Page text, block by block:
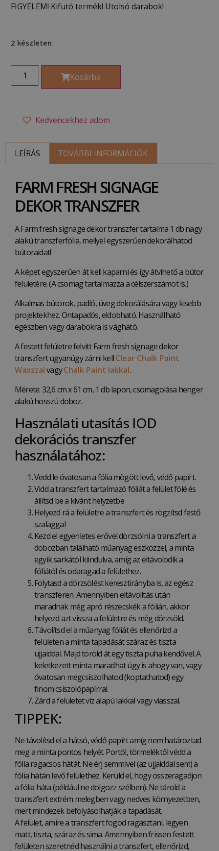
FIGYELEM! Kifutó termék! Utolsó darabok!
2 készleten
Kosárba
Kedvencekhez adom
LEÍRÁS TOVÁBBI INFORMÁCIÓK
FARM FRESH SIGNAGE
DEKOR TRANSZFER
A Farm fresh signage dekor transzfer tartalma 1 db nagy
alakú transzferfólia, mellyel egyszerűen dekorálhatod
bútoraidat!
A képet egyszerűen át kell kaparni és így átvihető a bútor
felületére. (A csomag tartalmazza a célszerszámot is.)
Alkalmas bútorok, padló, üveg dekorálására vagy kisebb
projektekhez. Öntapadós, eldobható. Használható
egészben vagy darabokra is vágható.
A festett felületre felvitt Farm fresh signage dekor
transzfert ugyanúgy zárni kellClear Chalk Paint
WaxszalvagyChalk Paint lakkal.
Mérete: 32,6 cm x 61 cm, 1 db lapon, csomagolása henger
alakú hosszú doboz.
Használati utasítás IOD
dekorációs transzfer
használatához:
Vedd le óvatosan a fólia mögött levő, védő papírt.
Vidd a transzfert tartalmazó fóliát a felület fölé és
állítsd be a kívánt helyzetbe
Helyezd rá a felületre a transzfert és rögzítsd festő
szalaggal
Kezd el egyenletes erővel dörzsölni a transzfert a
dobozban található műanyag eszközzel, a minta
egyik sarkától kiindulva, amíg az eltávolodik a
fóliától és odaragad a felülethez.
Folytasd a dörzsölést keresztirányba is, az egész
transzferen. Amennyiben eltávolítás után
maradnak még apró részecskék a fólián, akkor
helyezd azt vissza a felületre és még dörzsöld.
Távolítsd el a műanyag fóliát és ellenőrizd a
felületen a minta tapadását száraz és tiszta
ujjaiddal. Majd töröld át egy tiszta puha kendővel. A
keletkezett minta maradhat úgy is ahogy van, vagy
óvatosan megcsiszolhatod (koptathatod) egy
finom csiszolópapírral.
Zárd a felületet víz alapú lakkal vagy viasszal.
TIPPEK:
Ne távolítsd el a hátsó, védő papírt amíg nem határoztad
meg a minta pontos helyét. Portól, törmeléktől védd a
fólia ragacsos hátát. Ne érj semmivel (az ujjaiddal sem) a
fólia hátán levő felülethez. Kerüld el, hogy összeragadjon
a fólia háta (például ne dolgozz szélben). Ne tárold a
transzfert extrém melegben vagy nedves környezetben,
mert mindezek befolyásolhatják a tapadását.
A felület, amire a transzfert fogod ragasztani, legyen
matt, tiszta, száraz és sima. Amennyiben frissen festett
felületen szeretnéd használni a transzfert, ellenőrizd,